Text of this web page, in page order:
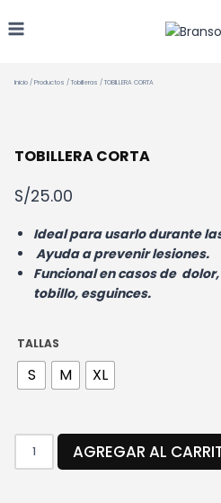
al
Inicio / Productos / Tobilleras / TOBILLERA CORTA
TOBILLERA CORTA
S/25.00
Ideal para usarlo durante
Ayuda a prevenir lesiones.
Funcional en casos de
tobillo, esguinces.
TALLAS
S M XL
TOBILLERA
CORTA
AGREGAR AL